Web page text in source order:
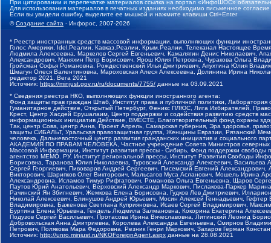
При цитировании и перепечатке материалов ссылка на портал «ИнфоШОС»
Для использования материалов в печатных изданиях необходимо письменное
Если вы увидели ошибку, выделите ее мышкой и нажмите клавиши Ctrl+Enter
©Создание сайта - Инфорос, 2007-2026
* Реестр иностранных средств массовой информации, выполняющих функции
Голос Америки, Idel.Реалии, Кавказ.Реалии, Крым.Реалии, Телеканал Настоящее
Людмила Алексеевна, Маркелов Сергей Евгеньевич, Камалягин Денис Николаевич,
Александрович, Маняхин Петр Борисович, Ярош Юлия Петровна, Чуракова Ольга
Гройсман Софья Романовна, Рождественский Илья Дмитриевич, Апухтина Юлия
Шмагун Олеся Валентиновна, Мароховская Алеся Алексеевна, Долинина Ирина
редактор 2021, Вега 2021
Источник: https://minjust.gov.ru/ru/documents/7755/ данные на 03.09.2021
* Сведения реестра НКО, выполняющих функции иностранного агента:
Фонд защиты прав граждан Штаб, Институт права и публичной политики,
Гуманитарное действие, Открытый Петербург, Феникс ПЛЮС, Лига Избирателей,
Крест, Центр Хасдей Ерушалаим, Центр поддержки и содействия развитию средств
информационных инициатив Действие, ВМЕСТЕ, Благотворительный фонд охраны
Так, центр Сова, центр Анна, Проект Апрель, Самарская губерния, Эра здоровья,
защиты СИБАЛЬТ, Уральская правозащитная группа, Женщины Евразии, Рязанский
человека, Дальневосточный центр развития гражданских инициатив и социального
АКАДЕМИЯ ПО ПРАВАМ ЧЕЛОВЕКА, Частное учреждение Совета Министров северных
Массовой Информации, Институт развития прессы - Сибирь, Фонд поддержки
агентство МЕМО. РУ, Институт региональной прессы, Институт Развития Свободы
Борисовна, Таранова Юлия Николаевна, Туровский Александр Алексеевич,
Сергей Георгиевич, Пивоваров Андрей Сергеевич, Писемский Евгений
Викторович, Шарипков Олег Викторович, Мальсагов Муса Асланович, Мошель Ирина
Александровна, Исламов Тимур Рифгатович, Романова Ольга Евгеньевна, Щаров
Паутов Юрий Анатольевич, Верховский Александр Маркович, Пислакова-Паркер
Рачинский Ян Збигневич, Жемкова Елена Борисовна, Гудков Лев Дмитриевич,
Николай Алексеевич, Блинушов Андрей Юрьевич, Мосин Алексей Геннадьевич,
Владимировна, Баженова Светлана Куприяновна, Исаев Сергей Владимирович,
Буртина Елена Юрьевна, Гендель Людмила Залмановна, Кокорина Екатерина
Подузов Сергей Васильевич, Протасова Ирина Вячеславовна, Литинский Леонид
Добровольская Анна Дмитриевна, Королева Александра Евгеньевна, Смирнов
Петрович, Полякова Мара Федоровна, Резник Генри Маркович, Захаров Герман
Источник: http://unro.minjust.ru/NKOForeignAgent.aspx данные на 28.08.2021